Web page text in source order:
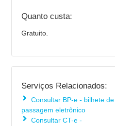
Quanto custa:
Gratuito.
Serviços Relacionados:
Consultar BP-e - bilhete de
passagem eletrônico
Consultar CT-e -